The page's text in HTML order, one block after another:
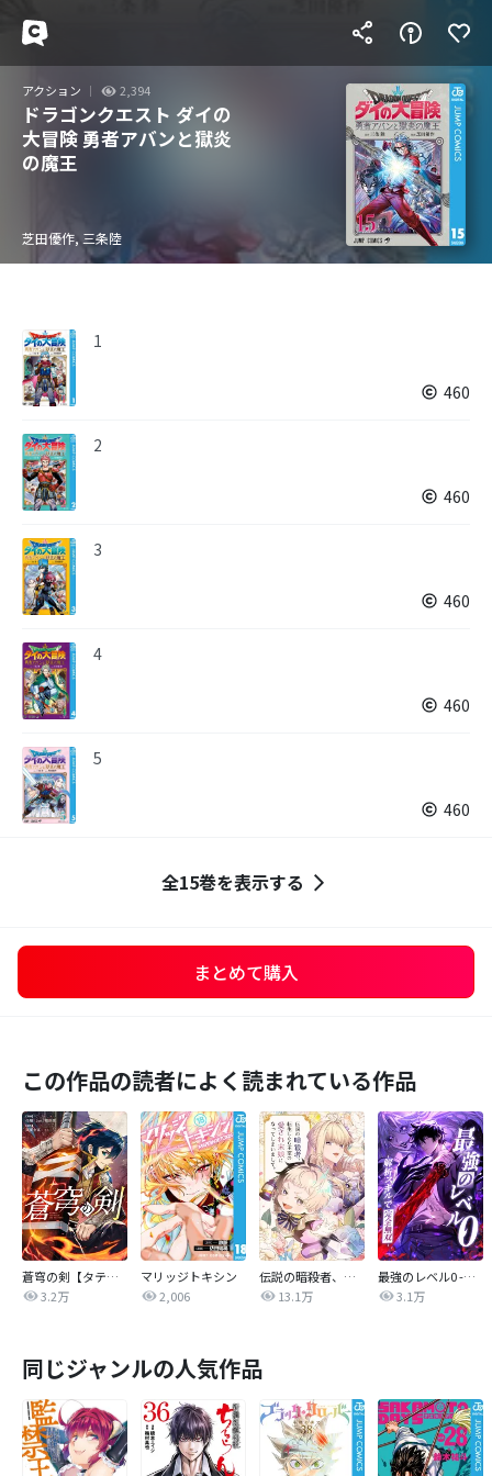
アクション 2,394
ドラゴンクエスト ダイの
大冒険 勇者アバンと獄炎
の魔王
芝田優作, 三条陸
1
460
2
460
3
460
4
460
5
460
全15巻を表示する
まとめて購入
この作品の読者によく読まれている作品
蒼穹の剣【タテヨミ】
3.2万
マリッジトキシン
2,006
伝説の暗殺者、転生したら王家の愛され末娘になってしまいまして。【タテヨミ】
13.1万
最強のレベル0 -解析スキルで完全無双-【タテヨミ】
3.1万
同じジャンルの人気作品